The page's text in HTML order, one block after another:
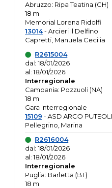
Abruzzo: Ripa Teatina (CH)
18 m
Memorial Lorena Ridolfi
13014- Arcieri Il Delfino
Capretti, Manuela Cecilia
R2615004
dal: 18/01/2026
al: 18/01/2026
Interregionale
Campania: Pozzuoli (NA)
18 m
Gara interregionale
15109 - ASD ARCO PUTEOLI
Pellegrino, Marina
R2616004
dal: 18/01/2026
al: 18/01/2026
Interregionale
Puglia: Barletta (BT)
18 m